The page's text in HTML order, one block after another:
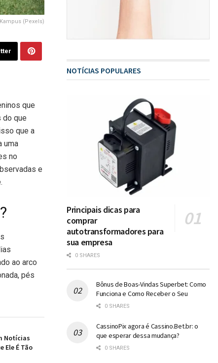
(Pexels)
que
do que
que a
uma
no
e
ao arco
pés
Notícias
Ele É Tão
NOTÍCIAS POPULARES
Principais dicas para
comprar
autotransformadores para
sua empresa
0 SHARES
Bônus de Boas-Vindas Superbet: Como
Funciona e Como Receber o Seu
0 SHARES
CassinoPix agora é Cassino.Bet.br: o
que esperar dessa mudança?
0 SHARES